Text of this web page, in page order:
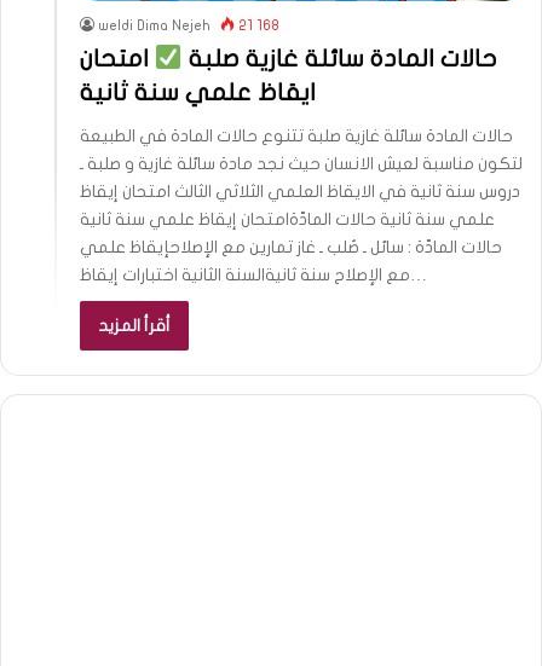
weldi Dima Nejeh 21 168
حالات المادة سائلة غازية صلبة
امتحان
ايقاظ علمي سنة ثانية
حالات المادة سائلة غازية صلبة تتنوع حالات المادة في الطبيعة
لتكون مناسبة لعيش الانسان حيث نجد مادة سائلة غازية و صلبة ـ
دروس سنة ثانية في الايقاظ العلمي الثلاثي الثالث امتحان إيقاظ
علمي سنة ثانية حالات المادّةامتحان إيقاظ علمي سنة ثانية
حالات المادّة : سائل ـ صُلب ـ غاز تمارين مع الإصلاحإيقاظ علمي
مع الإصلاح سنة ثانيةالسنة الثانية اختبارات إيقاظ…
أقرأ المزيد